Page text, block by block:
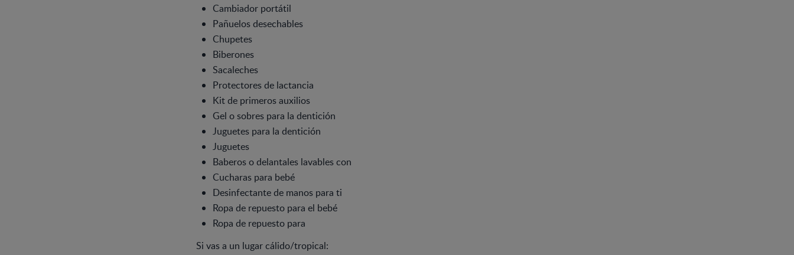
Cambiador portátil
Pañuelos desechables
Chupetes
Biberones
Sacaleches
Protectores de lactancia
Kit de primeros auxilios
Gel o sobres para la dentición
Juguetes para la dentición
Juguetes
Baberos o delantales lavables con
Cucharas para bebé
Desinfectante de manos para ti
Ropa de repuesto para el bebé
Ropa de repuesto para
Si vas a un lugar cálido/tropical: